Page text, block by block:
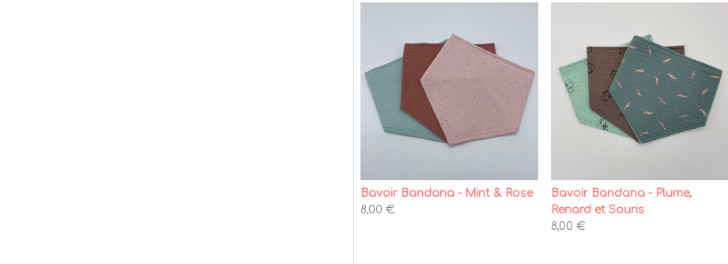
Bavoir Bandana - Mint & Rose
8,00 €
Bavoir Bandana - Plume,
Renard et Souris
8,00 €